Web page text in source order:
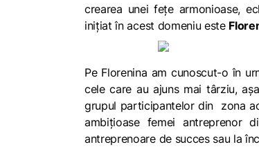
crearea unei feţe armonioase,
inițiat în acest domeniu este
Pe Florenina am cunoscut-o în
cele care au ajuns mai târziu,
grupul participantelor din zona
ambițioase femei antreprenor
antreprenoare de succes sau la